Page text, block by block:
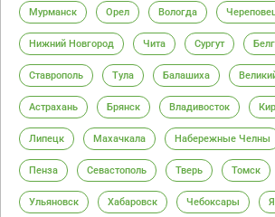
Мурманск Орел Вологда
Нижний Новгород Чита Сургут
Ставрополь Тула Балашиха
Астрахань Брянск Владивосток
Липецк Махачкала Набережные Челны
Пенза Севастополь Тверь Томск
Ульяновск Хабаровск Чебоксары